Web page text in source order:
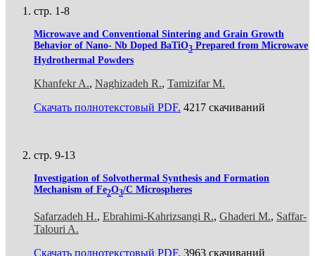
стр. 1-8
Microwave and Conventional Sintering and Grain Growth
Behavior of Nano- Nb Doped BaTiO3 Prepared from Microwave
Hydrothermal Powders
Khanfekr A., Naghizadeh R., Tamizifar M.
Скачать полнотекстовый PDF. 4217 скачиваний
стр. 9-13
Investigation of Solvothermal Synthesis and Formation
Mechanism of Fe2O3/C Microspheres
Safarzadeh H., Ebrahimi-Kahrizsangi R., Ghaderi M., Saffar-
Talouri A.
Скачать полнотекстовый PDF. 3963 скачиваний